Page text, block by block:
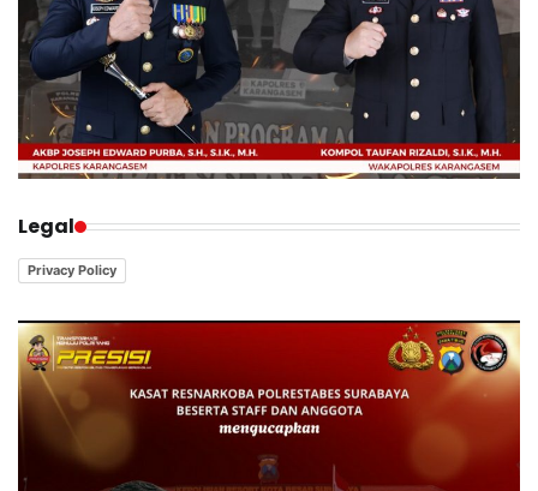
Legal
Privacy Policy